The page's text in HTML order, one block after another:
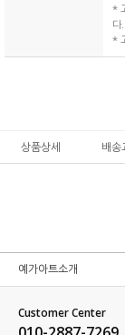
*
다.
*
상품상세 배송
예가아트소개
Customer Center